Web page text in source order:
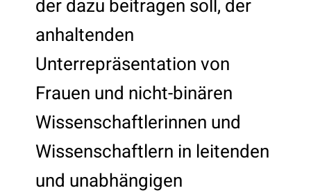
der dazu beitragen soll, der
anhaltenden
Unterrepräsentation von
Frauen und nicht-binären
Wissenschaftlerinnen und
Wissenschaftlern in leitenden
und unabhängigen